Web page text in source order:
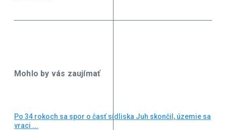
Mohlo by vás zaujímať
Po 34 rokoch sa spor o časť sídliska Juh skončil, územie sa
vraci ...